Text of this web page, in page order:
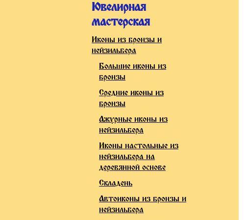
Ювелирная
мастерская
Иконы из бронзы и
нейзильбера
Большие иконы из
бронзы
Средние иконы из
бронзы
Ажурные иконы из
нейзильбера
Иконы настольные из
нейзильбера на
деревянной основе
Складень
Автоиконы из бронзы и
нейзильбера